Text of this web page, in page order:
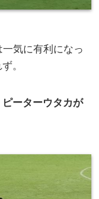
気に有利になっ
。
ピーターウタカが